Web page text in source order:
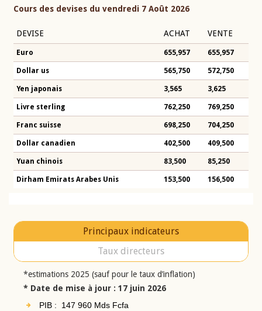
Cours des devises du vendredi 7 Août 2026
DEVISE ACHAT VENTE
Euro 655,957 655,957
Dollar us 565,750 572,750
Yen japonais 3,565 3,625
Livre sterling 762,250 769,250
Franc suisse 698,250 704,250
Dollar canadien 402,500 409,500
Yuan chinois 83,500 85,250
Dirham Emirats Arabes Unis 153,500 156,500
Principaux indicateurs
Taux directeurs
*estimations 2025 (sauf pour le taux d’inflation)
* Date de mise à jour : 17 juin 2026
PIB : 147 960 Mds Fcfa